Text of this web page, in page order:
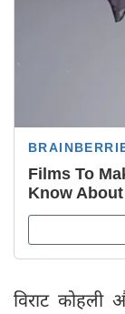
विराट कोहली